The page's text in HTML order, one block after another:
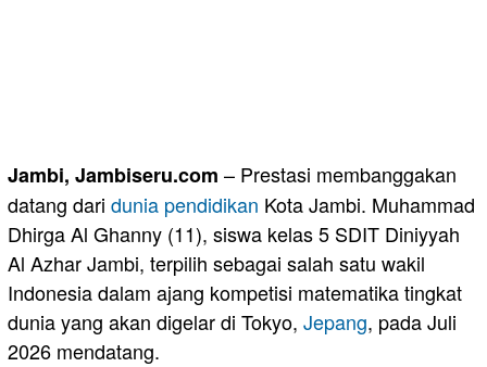
Jambi, Jambiseru.com – Prestasi membanggakan
datang dari dunia pendidikan Kota Jambi. Muhammad
Dhirga Al Ghanny (11), siswa kelas 5 SDIT Diniyyah
Al Azhar Jambi, terpilih sebagai salah satu wakil
Indonesia dalam ajang kompetisi matematika tingkat
dunia yang akan digelar di Tokyo, Jepang, pada Juli
2026 mendatang.